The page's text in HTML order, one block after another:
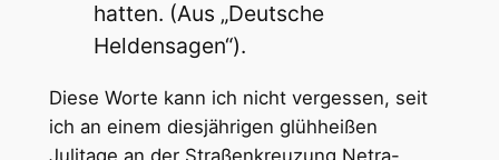
hatten. (Aus „Deutsche
Heldensagen“).
Diese Worte kann ich nicht vergessen, seit
ich an einem diesjährigen glühheißen